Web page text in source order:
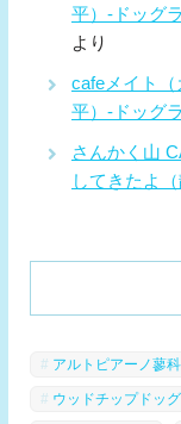
平）-ドッグ
より
cafeメイト
平）-ドッグ
さんかく山
してきたよ（
アルトピアーノ蓼科
ウッドチップドッ